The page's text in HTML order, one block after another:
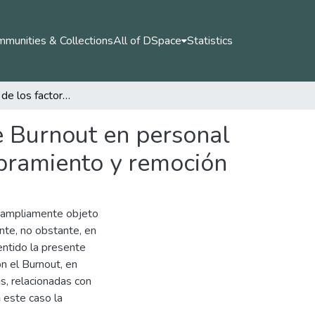
& CollectionsAll of DSpace Statistics
Identificación de los factores asociados al síndrome Burnout en personal de carrera administrativa vs personal de libre nombramiento y remoción
Burnout en personal
y remoción
objeto
no obstante, en
la presente
el Burnout, en
relacionadas con
este caso la